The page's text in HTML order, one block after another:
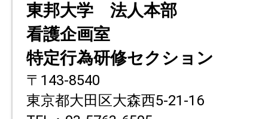
東邦大学 法人本部
看護企画室
特定行為研修セクション
〒143-8540
東京都大田区大森西5-21-16